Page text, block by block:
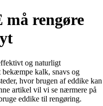
må rengøre
og naturligt
bekæmpe kalk, snavs og
hvor brugen af eddike kan
artikel vil vi se nærmere på
eddike til rengøring.